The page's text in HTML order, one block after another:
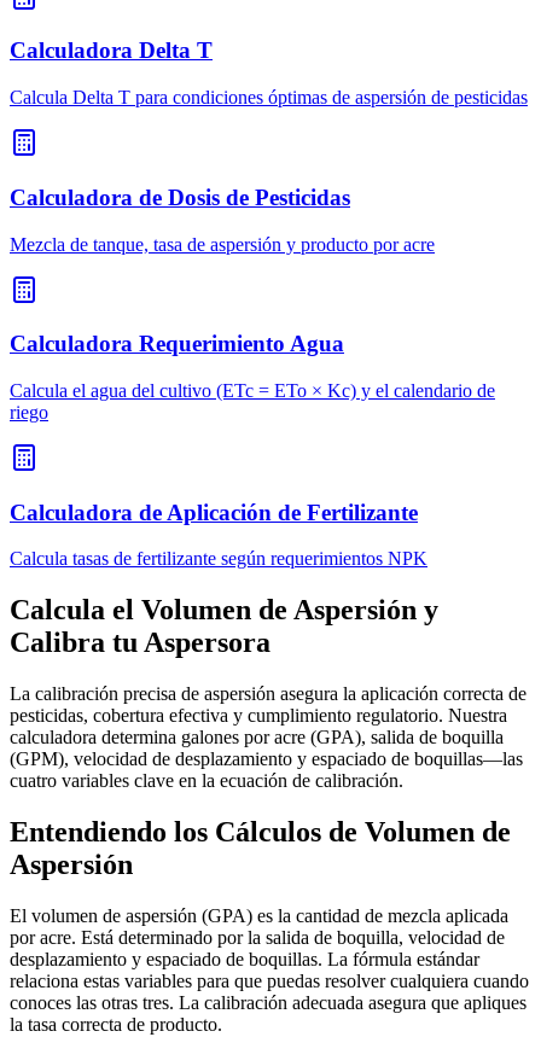
Calculadora Delta T
Calcula Delta T para condiciones óptimas de aspersión de pesticidas
Calculadora de Dosis de Pesticidas
Mezcla de tanque, tasa de aspersión y producto por acre
Calculadora Requerimiento Agua
Calcula el agua del cultivo (ETc = ETo × Kc) y el calendario de
riego
Calculadora de Aplicación de Fertilizante
Calcula tasas de fertilizante según requerimientos NPK
Calcula el Volumen de Aspersión y
Calibra tu Aspersora
La calibración precisa de aspersión asegura la aplicación correcta de
pesticidas, cobertura efectiva y cumplimiento regulatorio. Nuestra
calculadora determina galones por acre (GPA), salida de boquilla
(GPM), velocidad de desplazamiento y espaciado de boquillas—las
cuatro variables clave en la ecuación de calibración.
Entendiendo los Cálculos de Volumen de
Aspersión
El volumen de aspersión (GPA) es la cantidad de mezcla aplicada
por acre. Está determinado por la salida de boquilla, velocidad de
desplazamiento y espaciado de boquillas. La fórmula estándar
relaciona estas variables para que puedas resolver cualquiera cuando
conoces las otras tres. La calibración adecuada asegura que apliques
la tasa correcta de producto.